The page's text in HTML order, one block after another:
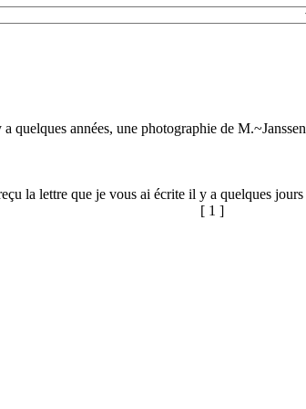
quelques années, une photographie de M.~Janssen
la lettre que je vous ai écrite il y a quelques jours
[ 1 ]